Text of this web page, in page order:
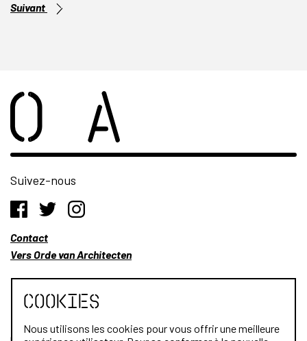
Suivant
Suivez-nous
Contact
Vers Orde van Architecten
Cookies
Nous utilisons les cookies pour vous offrir une meilleure